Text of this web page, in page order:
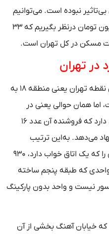
بی‌تاثیر نبوده است. می‌توانیم
قیمت هر متر از این خانه را ۱۵ میلیون تومان درنظر بگیریم که ۳۳
مسکن در کل تهران است.
در تهران
متوسط قیمت مسکن در ارزان‌ترین نقطه تهران یعنی منطقه ۱۸ به
اما همان حوالی یعنی در
یافت‌آباد واحدی بین آگهی‌ها وجود دارد که فروشنده آن عدد ۱۶
می‌دهد. به‌این ترتیب
فروشنده، قیمت این واحد ۶۰ متری را که یک اتاق خواب دارد، ۹۳۰
که طبقه پنجم ساخته
نیست و واحد بدون پارکینگ
متوسط قیمت مسکن در منطقه ۱۴ که خیابان آهنگ بخشی از آن